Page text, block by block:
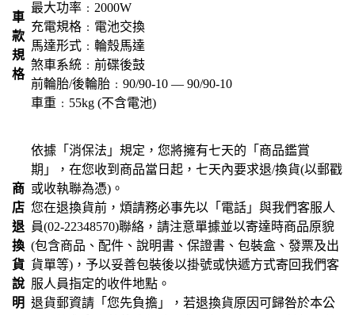
車
款
規
格
最大功率﹕2000W
充電規格﹕電池交換
馬達形式﹕輪殼馬達
煞車系統﹕前碟後鼓
前輪胎/後輪胎﹕90/90-10 — 90/90-10
車重﹕55kg (不含電池)
商
店
退
換
貨
說
明
依據「消保法」規定，您將擁有七天的「商品鑑賞
期」，在您收到商品當日起，七天內要求退/換貨(以郵戳
或收執聯為憑)。
您在退換貨前，煩請務必事先以「電話」與我們客服人
員(02-22348570)聯絡，請注意單據並以寄達時商品原貌
(包含商品、配件、說明書、保證書、包裝盒、發票及出
貨單等)，予以妥善包裝後以掛號或快遞方式寄回我們客
服人員指定的收件地點。
退貨郵資請「您先負擔」，若退換貨原因可歸咎於本公